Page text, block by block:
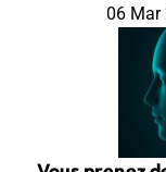
06 Mar